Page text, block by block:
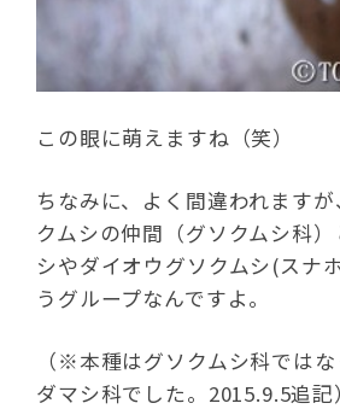
この眼に萌えますね（笑）
ちなみに、よく間違われます
クムシの仲間（グソクムシ科
シやダイオウグソクムシ(スナ
うグループなんですよ。
（※本種はグソクムシ科では
ダマシ科でした。2015.9.5追記）